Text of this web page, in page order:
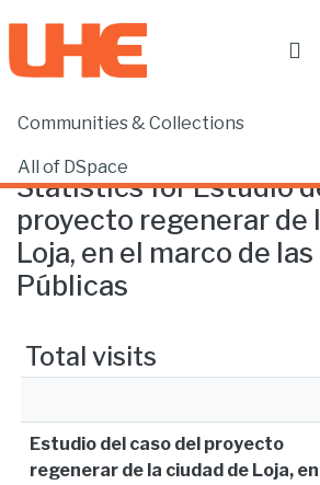
Communities & Collections
All of DSpace
Home Statistics
Statistics for Estudio
proyecto regenerar de
Loja, en el marco de
Públicas
Total visits
Estudio del caso del proyecto
regenerar de la ciudad de Loja,